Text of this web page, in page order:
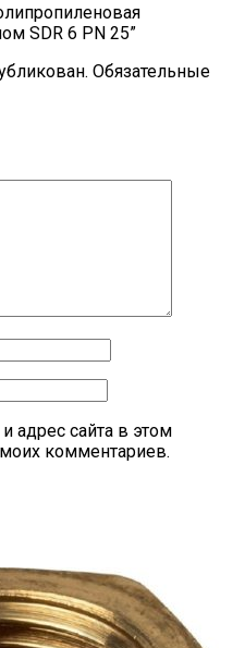
SDR 6 PN 25”
Обязательные
адрес сайта в этом
комментариев.